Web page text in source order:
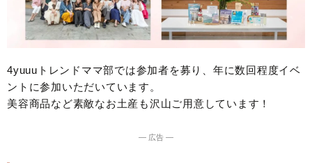
4yuuuトレンドママ部では参加者を募り、年に数回程度イベ
ントに参加いただいています。
美容商品など素敵なお土産も沢山ご用意しています！
― 広告 ―